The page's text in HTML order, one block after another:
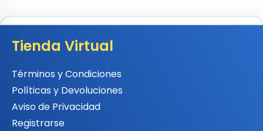
Tienda Virtual
Términos y Condiciones
Políticas y Devoluciones
Aviso de Privacidad
Registrarse